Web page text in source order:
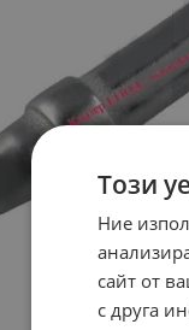
Този
Ние
сайт от
с друга